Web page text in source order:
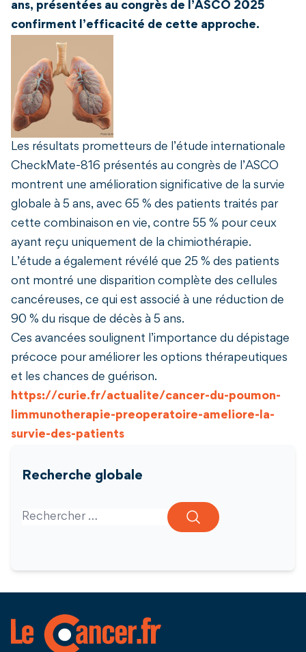
ans, présentées au congrès de l’ASCO 2025
confirment l’efficacité de cette approche.
Les résultats prometteurs de l’étude internationale
CheckMate-816 présentés au congrès de l’ASCO
montrent une amélioration significative de la survie
globale à 5 ans, avec 65 % des patients traités par
cette combinaison en vie, contre 55 % pour ceux
ayant reçu uniquement de la chimiothérapie.
L’étude a également révélé que 25 % des patients
ont montré une disparition complète des cellules
cancéreuses, ce qui est associé à une réduction de
90 % du risque de décès à 5 ans.
Ces avancées soulignent l’importance du dépistage
précoce pour améliorer les options thérapeutiques
et les chances de guérison.
https://curie.fr/actualite/cancer-du-poumon-
limmunotherapie-preoperatoire-ameliore-la-
survie-des-patients
Recherche globale
Search for: